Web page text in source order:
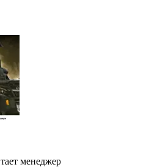
менеджер